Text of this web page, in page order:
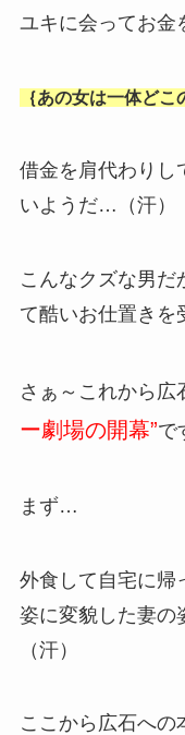
ユキに会ってお金
｛あの女は一体どこ
借金を肩代わりし
いようだ…（汗）
こんなクズな男だ
て酷いお仕置きを
さぁ～これから広
ー劇場の開幕”で
まず…
外食して自宅に帰
姿に変貌した妻
（汗）
ここから広石への